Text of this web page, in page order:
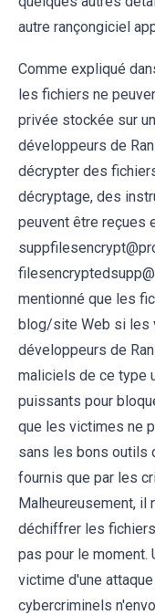
autre rançongiciel
Comme expliqué
les fichiers ne
privée stockée sur
développeurs de
décrypter des
décryptage, des
peuvent être reçues
mentionné que les
blog/site Web si les
développeurs de
maliciels de ce type
puissants pour
que les victimes ne
sans les bons outils
fournis que par les
Malheureusement, il
déchiffrer les
pas pour le moment.
victime d'une
cybercriminels